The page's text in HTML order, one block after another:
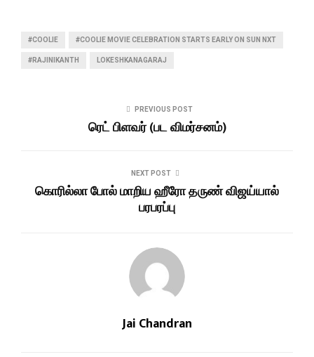
#COOLIE #COOLIE MOVIE CELEBRATION STARTS EARLY ON SUN NXT
#RAJINIKANTH LOKESHKANAGARAJ
PREVIOUS POST
ரெட் பிளவர் (பட விமர்சனம்)
NEXT POST
கொரில்லா போல் மாறிய ஹீரோ தருண் விஜய்யால்
பரபரப்பு
Jai Chandran